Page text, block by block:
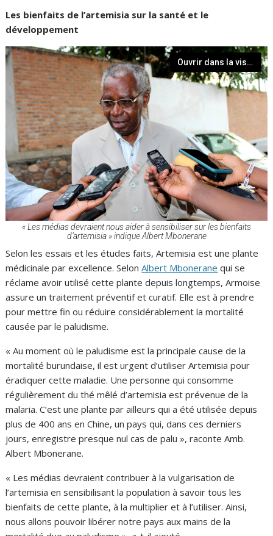
Les bienfaits de l’artemisia sur la santé et le
développement
Ouvrir dans la visionneuse
« Les médias devraient nous aider à sensibiliser sur les bienfaits
d’artemisia » indique Albert Mbonerane
Selon les essais et les études faits, Artemisia est une plante
médicinale par excellence. SelonAlbert Mbonerane qui se
réclame avoir utilisé cette plante depuis longtemps, Armoise
assure un traitement préventif et curatif. Elle est à prendre
pour mettre fin ou réduire considérablement la mortalité
causée par le paludisme.
« Au moment où le paludisme est la principale cause de la
mortalité burundaise, il est urgent d’utiliser Artemisia pour
éradiquer cette maladie. Une personne qui consomme
régulièrement du thé mêlé d’artemisia est prévenue de la
malaria. C’est une plante par ailleurs qui a été utilisée depuis
plus de 400 ans en Chine, un pays qui, dans ces derniers
jours, enregistre presque nul cas de palu », raconte Amb.
Albert Mbonerane.
« Les médias devraient contribuer à la vulgarisation de
l’artemisia en sensibilisant la population à savoir tous les
bienfaits de cette plante, à la multiplier et à l’utiliser. Ainsi,
nous allons pouvoir libérer notre pays aux mains de la